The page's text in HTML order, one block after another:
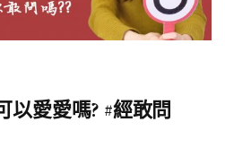
愛愛嗎? #經敢問